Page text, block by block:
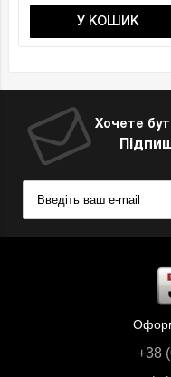
У КОШИК
Хочете
+38